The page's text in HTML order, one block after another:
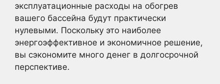
эксплуатационные расходы на обогрев
вашего бассейна будут практически
нулевыми. Поскольку это наиболее
энергоэффективное и экономичное решение,
вы сэкономите много денег в долгосрочной
перспективе.